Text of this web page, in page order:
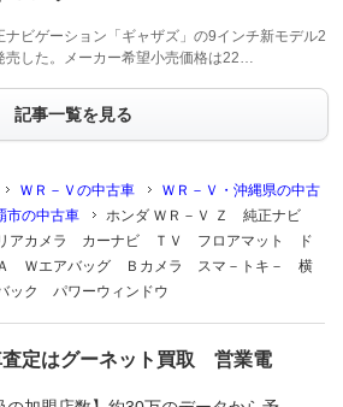
ナビゲーション「ギャザズ」の9インチ新モデル2
売した。メーカー希望小売価格は22…
記事一覧を見る
ＷＲ－Ｖの中古車
ＷＲ－Ｖ・沖縄県の中古
市の中古車
ホンダ ＷＲ－Ｖ Ｚ 純正ナビ
アカメラ カーナビ ＴＶ フロアマット ド
Ｗエアバッグ Ｂカメラ スマ－トキ－ 横
ック パワーウィンドウ
査定はグーネット買取 営業電